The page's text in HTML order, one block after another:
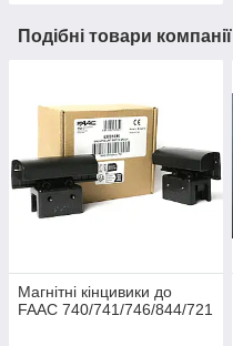
Подібні товари компанії
Магнітні кінцивики до
FAAC 740/741/746/844/721